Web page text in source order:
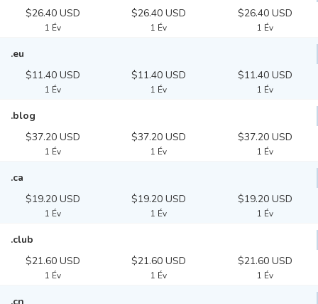
$26.40 USD
1 Év
$26.40 USD
1 Év
$26.40 USD
1 Év
.eu
$11.40 USD
1 Év
$11.40 USD
1 Év
$11.40 USD
1 Év
.blog
$37.20 USD
1 Év
$37.20 USD
1 Év
$37.20 USD
1 Év
.ca
$19.20 USD
1 Év
$19.20 USD
1 Év
$19.20 USD
1 Év
.club
$21.60 USD
1 Év
$21.60 USD
1 Év
$21.60 USD
1 Év